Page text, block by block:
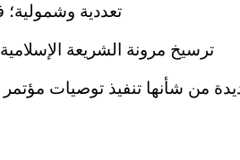
تعددية
ترسيخ مرونة الشريعة
من شأنها تنفيذ توصيات